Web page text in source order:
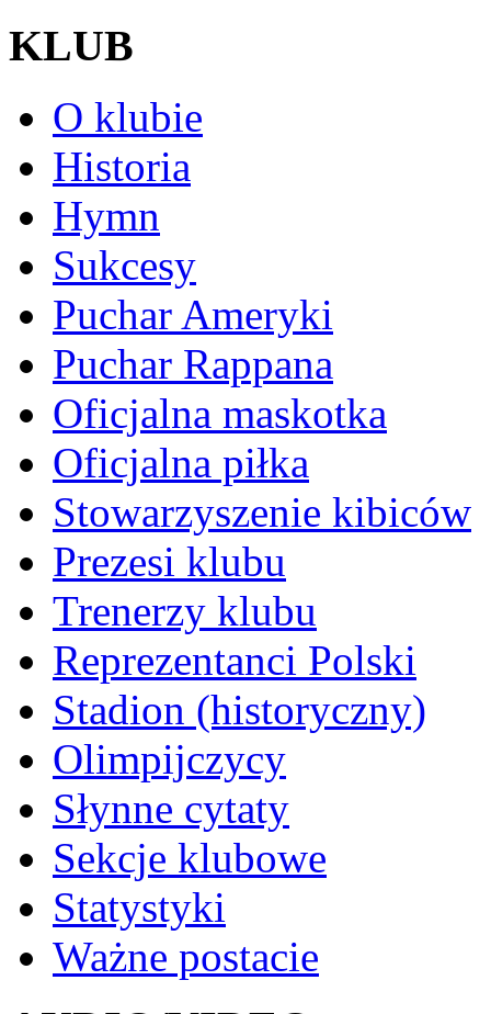
KLUB
O klubie
Historia
Hymn
Sukcesy
Puchar Ameryki
Puchar Rappana
Oficjalna maskotka
Oficjalna piłka
Stowarzyszenie kibiców
Prezesi klubu
Trenerzy klubu
Reprezentanci Polski
Stadion (historyczny)
Olimpijczycy
Słynne cytaty
Sekcje klubowe
Statystyki
Ważne postacie